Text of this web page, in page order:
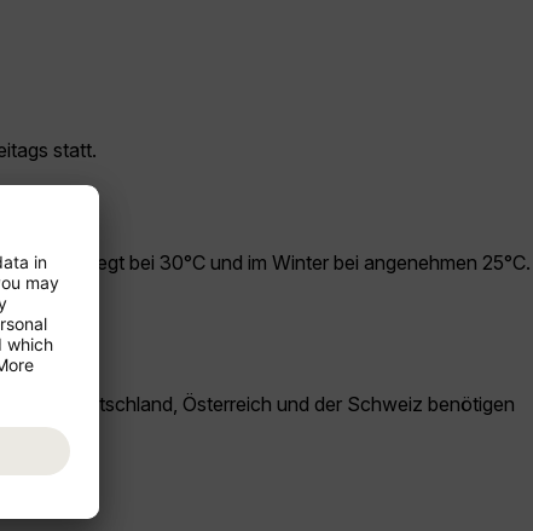
statt.
liegt bei 30°C und im Winter bei angenehmen 25°C.
aus Deutschland, Österreich und der Schweiz benötigen